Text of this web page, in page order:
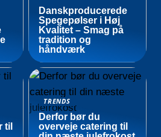
Danskproducerede
Spegepølser i Høj
Kvalitet – Smag på
tradition og
håndværk
til
TRENDS
Derfor bør du
overveje catering til